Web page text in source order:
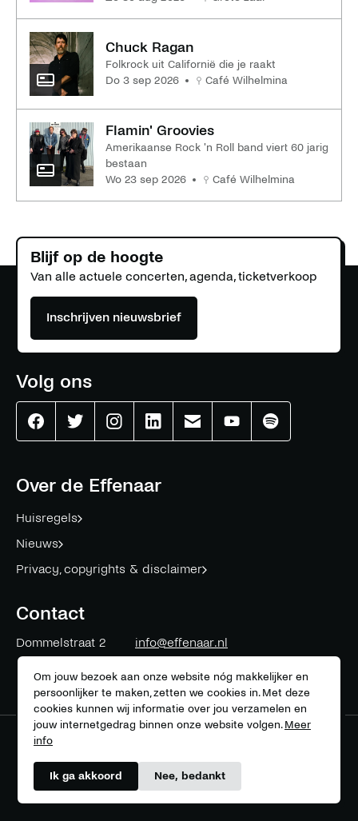
Chuck Ragan
Folkrock uit Californië die je raakt
do 3 sep 2026
Café Wilhelmina
Flamin' Groovies
Amerikaanse Rock 'n Roll band viert 60 jarig
bestaan
wo 23 sep 2026
Café Wilhelmina
Over de Effenaar
Huisregels
Nieuws
Privacy, copyrights & disclaimer
Contact
Dommelstraat 2
5611 CK
info@effenaar.nl
Blijf op de hoogte
Van alle actuele concerten, agenda, ticketverkoop
Inschrijven nieuwsbrief
Volg ons
EffenaarEffenaarEffenaarEffenaarEffenaarEffenaarEffenaar
Meer over onze partners
Om jouw bezoek aan onze website nóg makkelijker en
persoonlijker te maken, zetten we cookies in. Met deze
cookies kunnen wij informatie over jou verzamelen en
jouw internetgedrag binnen onze website volgen. Meer
info
Ik ga akkoord Nee, bedankt